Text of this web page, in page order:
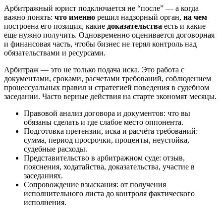
Арбитражный юрист подключается не “после” — а когда
важно понять: что именно решил надзорный орган, на чем
построена его позиция, какие доказательства есть и какие
еще нужно получить. Одновременно оценивается договорная
и финансовая часть, чтобы бизнес не терял контроль над
обязательствами и ресурсами.
Арбитраж — это не только подача иска. Это работа с
документами, сроками, расчетами требований, соблюдением
процессуальных правил и стратегией поведения в судебном
заседании. Часто верные действия на старте экономят месяцы.
Правовой анализ договора и документов: что вы
обязаны сделать и где слабое место оппонента.
Подготовка претензии, иска и расчёта требований:
сумма, период просрочки, проценты, неустойка,
судебные расходы.
Представительство в арбитражном суде: отзыв,
пояснения, ходатайства, доказательства, участие в
заседаниях.
Сопровождение взыскания: от получения
исполнительного листа до контроля фактического
исполнения.